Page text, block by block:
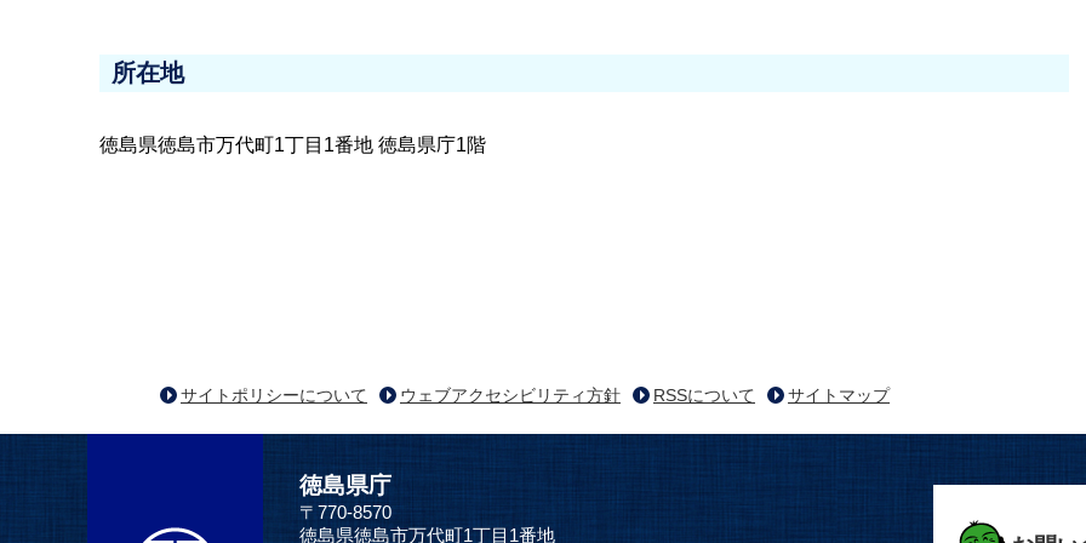
所在地
徳島県徳島市万代町1丁目1番地 徳島県庁1階
サイトポリシーについて ウェブアクセシビリティ方針 RSSについて サイトマップ
徳島県庁
〒770-8570
徳島県徳島市万代町1丁目1番地